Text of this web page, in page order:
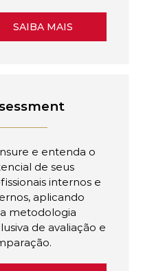
SAIBA MAIS
e entenda o
de seus
internos e
aplicando
metodologia
de avaliação e